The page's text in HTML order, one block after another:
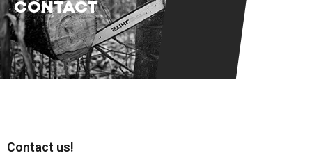
CONTACT
Contact us!